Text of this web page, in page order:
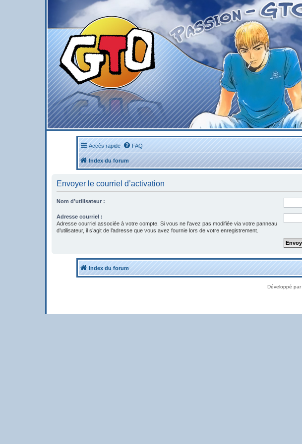
Accès rapide FAQ
Index du forum
Envoyer le courriel d’activation
Nom d’utilisateur :
Adresse courriel :
Adresse courriel associée à votre compte. Si vous ne l’avez pas modifiée via votre panneau
d’utilisateur, il s’agit de l’adresse que vous avez fournie lors de votre enregistrement.
Index du forum
Développé par